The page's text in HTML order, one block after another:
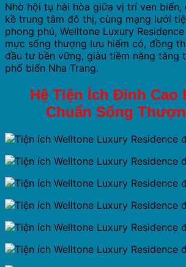
Nhờ hội tụ hài hòa giữa vị trí ven biển,
kề trung tâm đô thị, cùng mạng lưới
phong phú, Welltone Luxury
mực sống thượng lưu hiếm có, đồng
đầu tư bền vững, giàu tiềm năng tăng
phố biển Nha Trang.
Hệ Tiện Ích Đỉnh Cao
Chuẩn Sống